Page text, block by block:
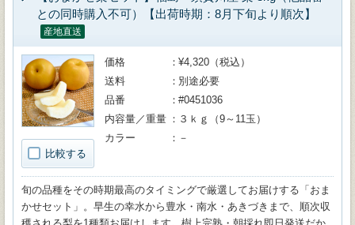
との同時購入不可）【出荷時期：8月下旬より順次】
産地直送
比較する
価格
¥4,320（税込）
送料
別途必要
品番
#0451036
内容量／重量
３ｋｇ（9～11玉）
カラー
－
旬の品種をその時期最高のタイミングで厳選してお届けする「おま
かせセット」。早生の幸水から豊水・南水・あきづきまで、順次収